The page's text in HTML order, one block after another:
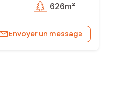
626m²
Envoyer un message